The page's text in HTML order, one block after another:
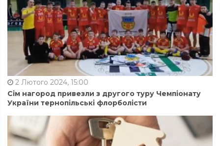
2 Лютого 2024, 15:00
Сім нагород привезли з другого туру Чемпіонату
України тернопільські флорболісти